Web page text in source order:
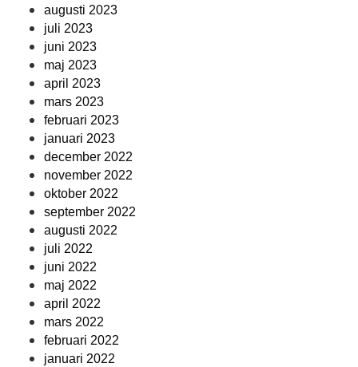
augusti 2023
juli 2023
juni 2023
maj 2023
april 2023
mars 2023
februari 2023
januari 2023
december 2022
november 2022
oktober 2022
september 2022
augusti 2022
juli 2022
juni 2022
maj 2022
april 2022
mars 2022
februari 2022
januari 2022